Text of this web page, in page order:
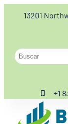
13201
+1